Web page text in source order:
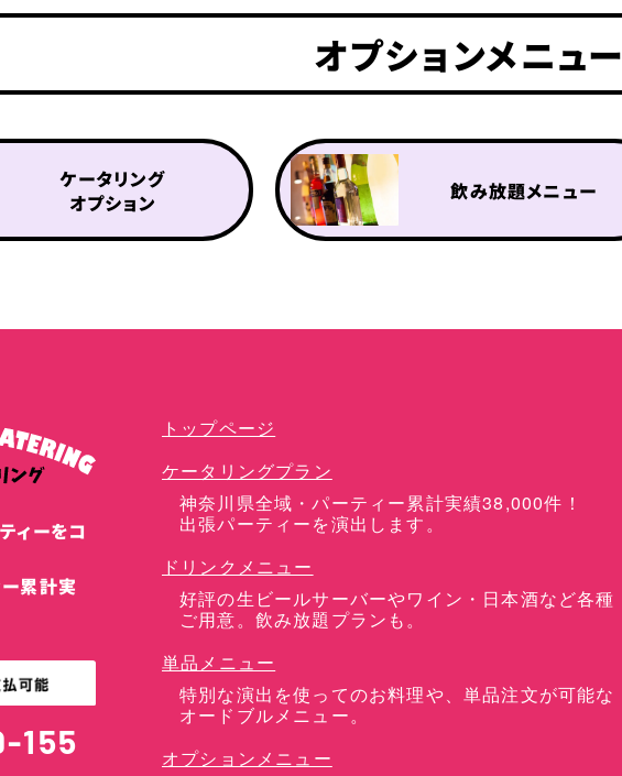
オプションメニュー
ケータリング
オプション
飲み放題メニュー
ラン ドリンクメニュー
ィーをコ
累計実
155
トップページ
ケータリングプラン
神奈川県全域・パーティー累計実績38,000件！
出張パーティーを演出します。
ドリンクメニュー
好評の生ビールサーバーやワイン・日本酒など各種
ご用意。飲み放題プランも。
単品メニュー
特別な演出を使ってのお料理や、単品注文が可能な
オードブルメニュー。
オプションメニュー